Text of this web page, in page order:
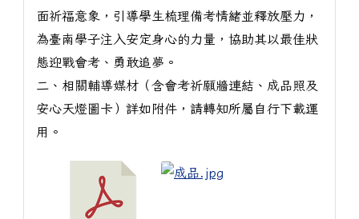
面祈福意象，引導學生梳理備考情緒並釋放壓力，
為臺南學子注入安定身心的力量，協助其以最佳狀
態迎戰會考、勇敢追夢。
二、相關輔導媒材（含會考祈願牆連結、成品照及
安心天燈圖卡）詳如附件，請轉知所屬自行下載運
用。